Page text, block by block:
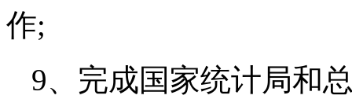
作;
9、完成国家统计局和